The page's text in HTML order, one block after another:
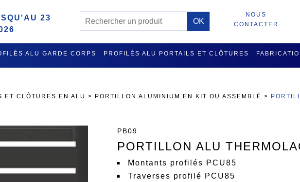
NOUS
CONTACTER
23
ALU GARDE CORPS PROFILÉS ALU PORTAILS ET CLÔTURES
ET CLÔTURES EN ALU > PORTILLON ALUMINIUM EN KIT OU ASSEMBLÉ >
PB09
PORTILLON ALU
Montants profilés PCU85
Traverses profilé PCU85